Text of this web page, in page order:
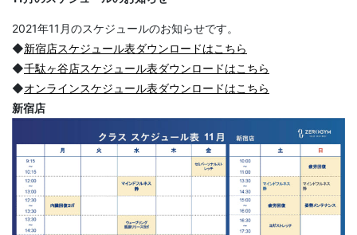
2021年11月のスケジュールのお知らせです。
◆新宿店スケジュール表ダウンロードはこちら
◆千駄ヶ谷店スケジュール表ダウンロードはこちら
◆オンラインスケジュール表ダウンロードはこちら
新宿店